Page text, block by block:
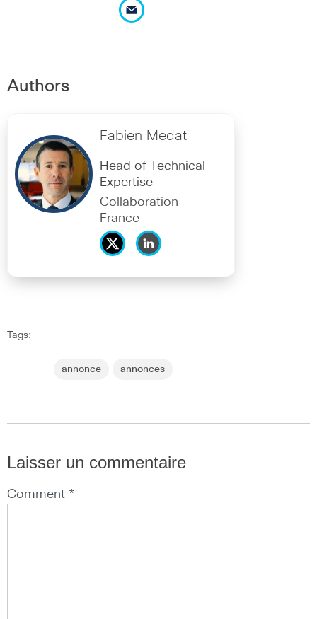
Authors
Fabien Medat
Head of Technical
Expertise
Collaboration
France
Tags:
annonce annonces
Laisser un commentaire
Comment *